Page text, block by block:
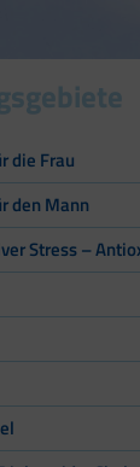
die Frau
den Mann
Stress –